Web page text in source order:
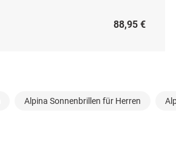
88,95 €
Alpina Sonnenbrillen für Herren